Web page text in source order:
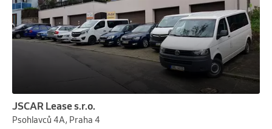
JSCAR Lease s.r.o.
Psohlavců 4A, Praha 4